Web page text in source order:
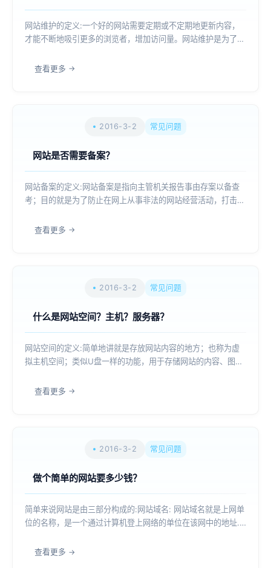
网站维护的定义:一个好的网站需要定期或不定期地更新内容，
才能不断地吸引更多的浏览者，增加访问量。网站维护是为了让
维护: 计算机在使用中常会出现一些问题，同样，网络设备也同
查看更多
2016-3-2 常见问题
网站是否需要备案？
网站备案的定义:网站备案是指向主管机关报告事由存案以备查
考；目的就是为了防止在网上从事非法的网站经营活动，打击不
其实是一句话，域名如果绑定指向到国内网站空间就要备案，域
查看更多
2016-3-2 常见问题
什么是网站空间？主机？服务器？
网站空间的定义:简单地讲就是存放网站内容的地方；也称为虚
拟主机空间；类似U盘一样的功能，用于存储网站的内容、图
站都采取这种形式，主要是空间提供商提供专业的技术支持和空
查看更多
2016-3-2 常见问题
做个简单的网站要多少钱？
简单来说网站是由三部分构成的:网站域名: 网站域名就是上网单
位的名称，是一个通过计算机登上网络的单位在该网中的地址.
程序及资料，并提供网站程序运行所需要的环境.设计开发: 用户
查看更多